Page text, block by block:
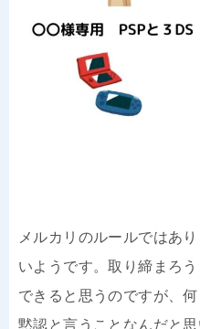
メルカリのルールではあ
いようです。取り締まろ
できると思うのですが、
黙認と言うことなんだと思